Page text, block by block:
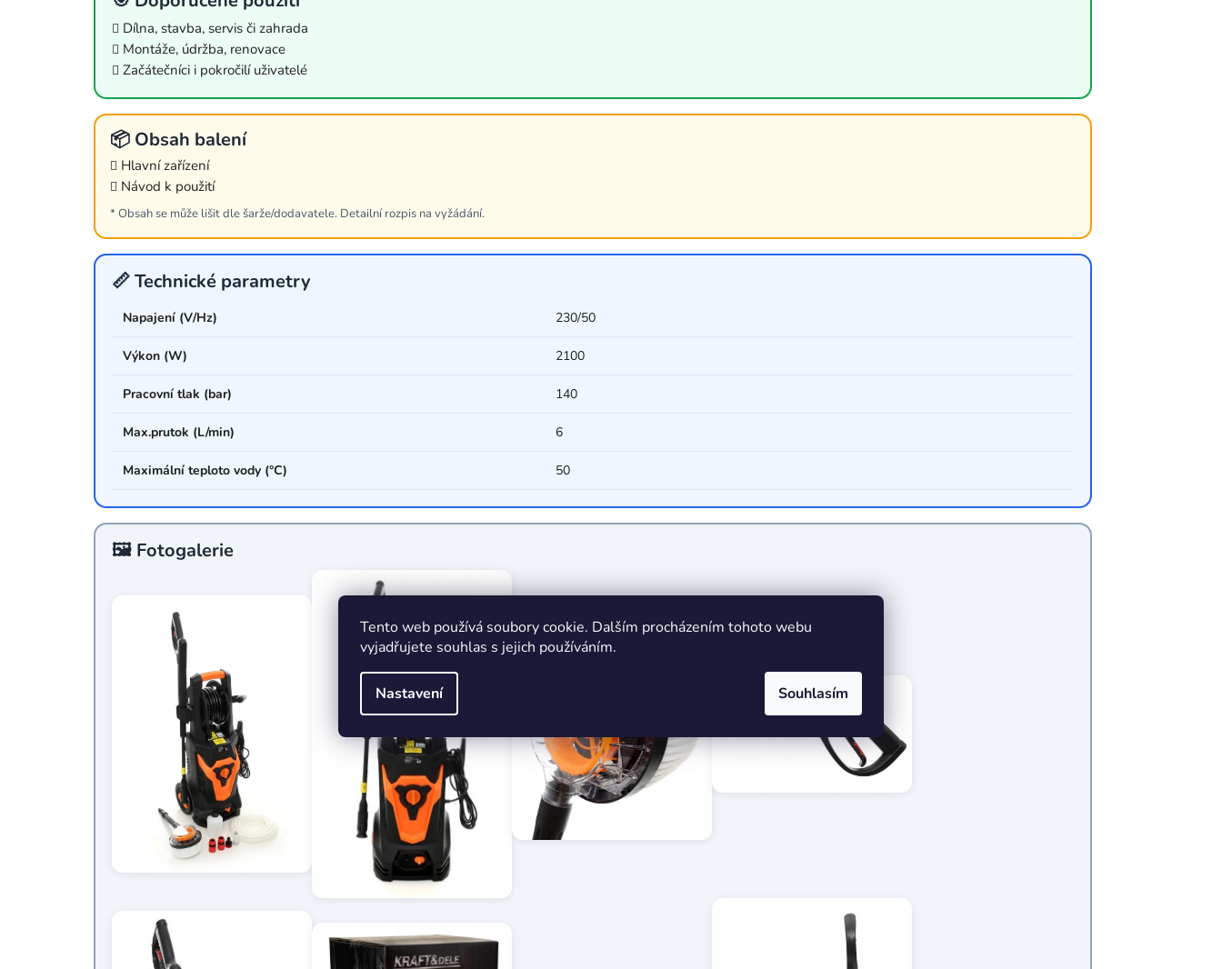
Tento web používá soubory cookie. Dalším procházením tohoto webu
vyjadřujete souhlas s jejich používáním.
Nastavení Souhlasím
Dílna, stavba, servis či zahrada
Montáže, údržba, renovace
Začátečníci i pokročilí uživatelé
📦 Obsah balení
Hlavní zařízení
Návod k použití
* Obsah se může lišit dle šarže/dodavatele. Detailní rozpis na vyžádání.
📏 Technické parametry
Napajení (V/Hz) 230/50
Výkon (W) 2100
Pracovní tlak (bar) 140
Max.prutok (L/min) 6
Maximální teploto vody (°C) 50
🖼️ Fotogalerie